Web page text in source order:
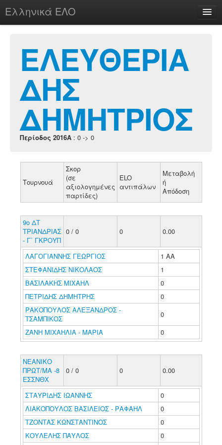
Ελληνικά ΕΛΟ
chesstu.be @ discord
Login
ΕΛΕΥΘΕΡΙΑ
ΔΗΣ
ΔΗΜΗΤΡΙΟΣ
Περίοδος 2016A : 0 -> 0
Τουρνουά
Σκορ
(σε
αξιολογημένες
παρτίδες)
ELO
αντιπάλων
Μεταβολή
ή
Απόδοση
9ο ΔΤ
ΤΡΙΑΝΔΡΙΑΣ
- Γ΄ ΓΚΡΟΥΠ
0 / 0 0 0.00
ΛΑΓΟΓΙΑΝΝΗΣ ΓΕΩΡΓΙΟΣ
1 ΑΑ
ΣΤΕΦΑΝΙΔΗΣ ΝΙΚΟΛΑΟΣ
1
ΒΑΣΙΛΑΚΗΣ ΜΙΧΑΗΛ
0
ΠΕΤΡΙΔΗΣ ΔΗΜΗΤΡΗΣ
0
ΡΑΚΟΠΟΥΛΟΣ ΑΛΕΞΑΝΔΡΟΣ -
ΤΣΑΜΠΙΚΟΣ
0
ΖΑΝΗ ΜΙΧΑΗΛΙΑ - ΜΑΡΙΑ
0
ΝΕΑΝΙΚΟ
ΠΡΩΤ/ΜΑ -8
ΕΣΣΝΘΧ
0 / 0 0 0.00
ΣΤΑΥΡΙΔΗΣ ΙΩΑΝΝΗΣ
0
ΛΙΑΚΟΠΟΥΛΟΣ ΒΑΣΙΛΕΙΟΣ - ΡΑΦΑΗΛ
0
ΤΖΟΝΤΑΣ ΚΩΝΣΤΑΝΤΙΝΟΣ
0
ΚΟΥΛΕΛΗΣ ΠΑΥΛΟΣ
0